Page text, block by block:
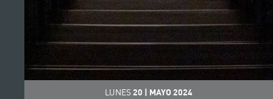
LUNES 20 | MAYO 2024